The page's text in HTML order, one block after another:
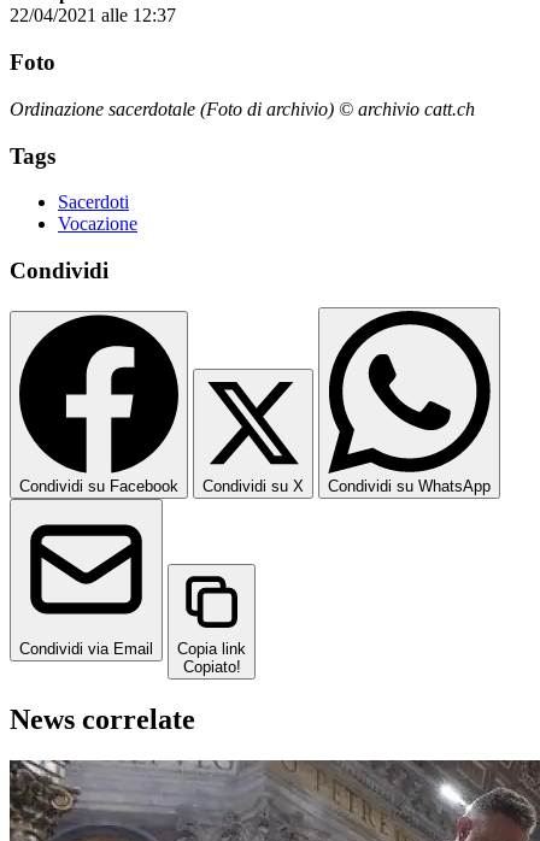
22/04/2021 alle 12:37
Foto
Ordinazione sacerdotale (Foto di archivio) © archivio catt.ch
Tags
Sacerdoti
Vocazione
Condividi
Condividi su Facebook Condividi su X Condividi su WhatsApp
Condividi via Email
Copia link
Copiato!
News correlate